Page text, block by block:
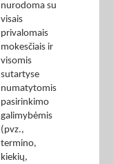
nurodoma su
visais
privalomais
mokesčiais ir
visomis
sutartyse
numatytomis
pasirinkimo
galimybėmis
(pvz.,
termino,
kiekių,